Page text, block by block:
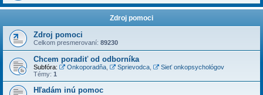
Zdroj pomoci
Zdroj pomoci
Celkom presmerovaní: 89230
Chcem poradiť od odborníka
Subfóra: Onkoporadňa, Sprievodca,
Sieť onkopsychológov
Témy: 1
Hľadám inú pomoc